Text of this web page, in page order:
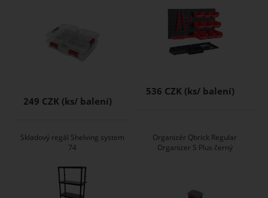
249 CZK
536 CZK
Skladový regál Shelving system
74
Organizér Qbrick Regular
Organizer S Plus černý